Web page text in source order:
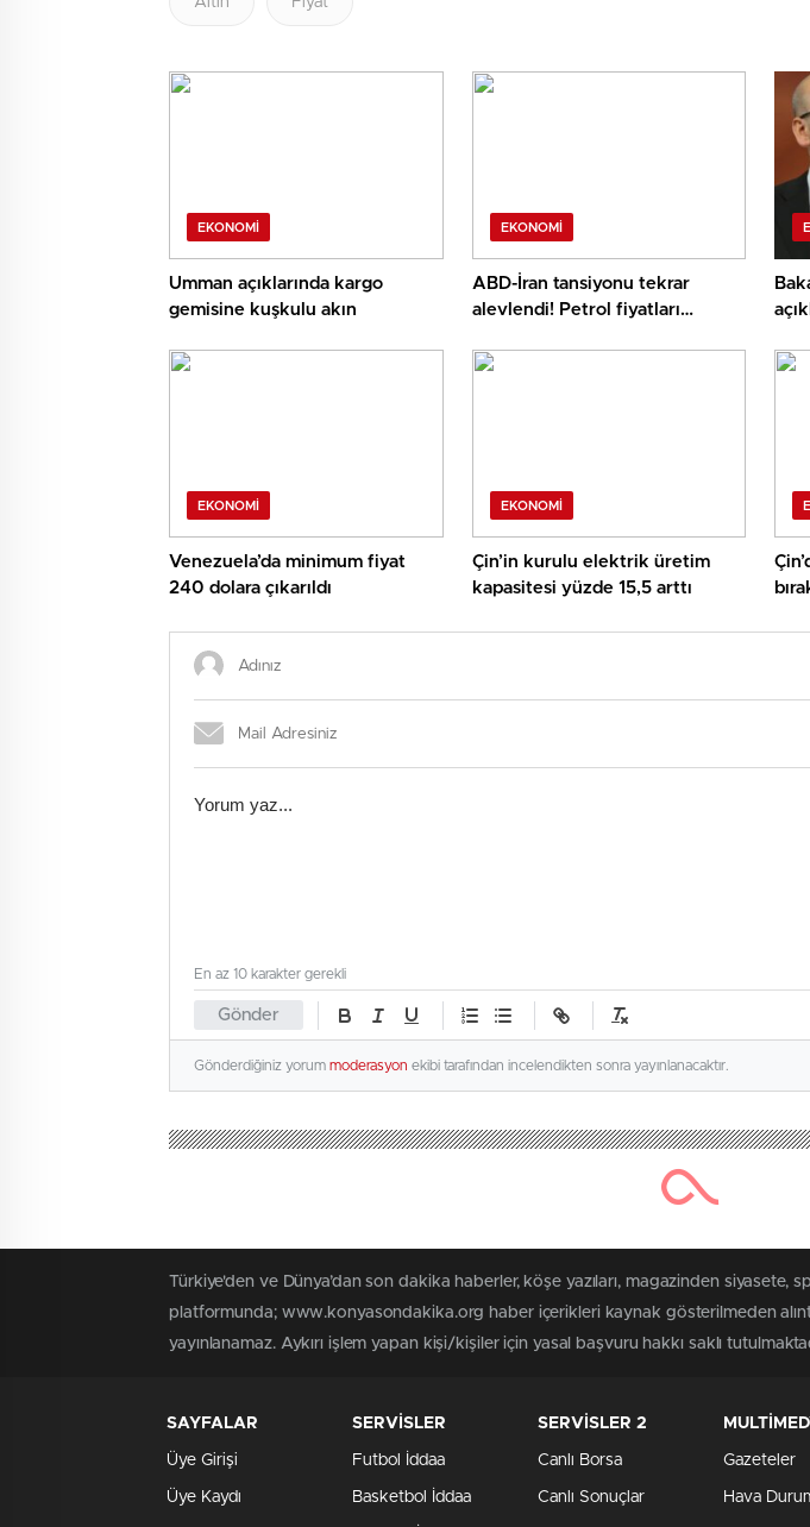
EKONOMI
Umman açıklarında kargo
gemisine kuşkulu akın
EKONOMI
ABD-İran tansiyonu tekrar
alevlendi! Petrol fiyatları
EKONOMI
Venezuela’da minimum fiyat
240 dolara çıkarıldı
EKONOMI
Çin’in kurulu elektrik üretim
kapasitesi yüzde 15,5 arttı
Gönder
En az 10 karakter gerekli
Gönderdiğiniz yorum moderasyon ekibi tarafından incelendikten sonra yayınlanacaktır.
Türkiye'den ve Dünya’dan son dakika haberler, köşe yazıları, magazinden
platformunda; www.konyasondakika.org haber içerikleri kaynak gösterilmeden
yayınlanamaz. Aykırı işlem yapan kişi/kişiler için yasal başvuru hakkı saklı
SAYFALAR
Üye Girişi
Üye Kaydı
SERVİSLER
Futbol İddaa
Basketbol İddaa
SERVİSLER 2
Canlı Borsa
Canlı Sonuçlar
Gazeteler
Hava